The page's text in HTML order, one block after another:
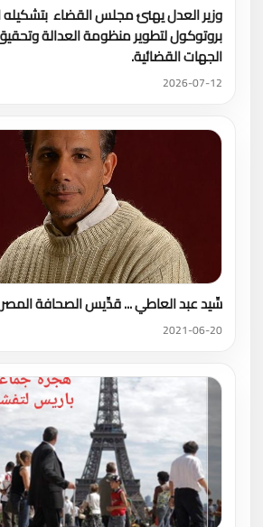
وزير العدل يهنئ مجلس القضاء بتشكيله
بروتوكول لتطوير منظومة العدالة
الجهات القضائية.
2026-07-12
سِّيد عبد العاطي ... قدِّيس الصحافة
2021-06-20